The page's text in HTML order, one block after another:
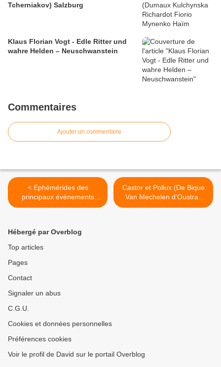
Tcherniakov) Salzburg
Klaus Florian Vogt - Edle Ritter und
wahre Helden – Neuschwanstein
Commentaires
Ajouter un commentaire
< Ephémérides des
principaux évènements
astronomiques de 2025
Castor et Pollux (De Bique
Van Mechelen d'Oustrac
Mauillon Currentzis Sellars)
Hébergé par Overblog
Top articles
Pages
Contact
Signaler un abus
C.G.U.
Cookies et données personnelles
Préférences cookies
Voir le profil de David sur le portail Overblog